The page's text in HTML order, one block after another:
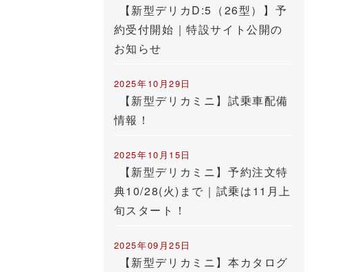
【新型デリカD:5（26型）】予
約受付開始｜特設サイト公開の
お知らせ
2025年10月29日
【新型デリカミニ】試乗車配備
情報！
2025年10月15日
【新型デリカミニ】予約注文特
典10/28(火)まで｜試乗は11月上
旬スタート！
2025年09月25日
【新型デリカミニ】本カタログ